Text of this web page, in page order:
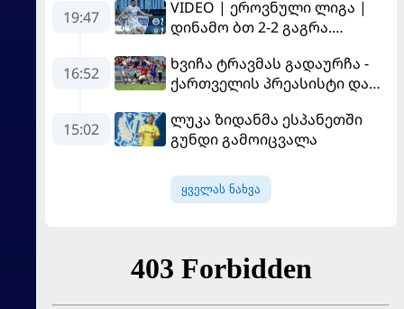
19:47
VIDEO | ეროვნული ლიგა |
დინამო ბთ 2-2 გაგრა.
16:52
ხვიჩა ტრავმას გადაურჩა -
ქართველის პრეასისტი და
იუნაიტედთან"
15:02
ლუკა ზიდანმა ესპანეთში
გუნდი გამოიცვალა
ყველას ნახვა